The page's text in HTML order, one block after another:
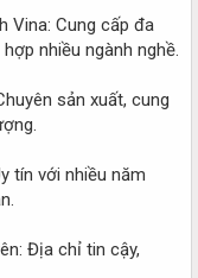
Vina: Cung cấp đa
nhiều ngành nghề.
sản xuất, cung
tín với nhiều năm
Địa chỉ tin cậy,